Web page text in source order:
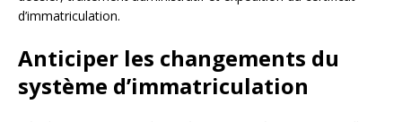
d’immatriculation.
Anticiper les changements du
système d’immatriculation